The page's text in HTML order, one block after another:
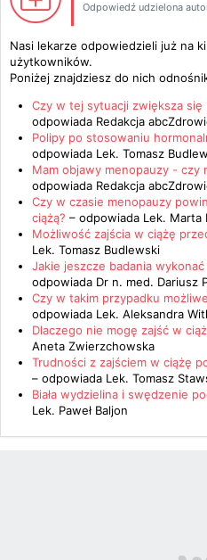
Odpowiedź udzielona
Nasi lekarze odpowiedzieli już na
użytkowników.
Poniżej znajdziesz do nich
Czy w tej sytuacji zwiększa się
odpowiada Redakcja
Polipy po stosowaniu
odpowiada Lek. Tomasz
Mam objawy menopauzy - czy
odpowiada Redakcja
Czy w czasie menopauzy
ciążą? – odpowiada Lek. Marta
Możliwość zajścia w ciążę
Lek. Tomasz Budlewski
Jakie jeszcze badania
odpowiada Dr n. med. Dariusz
Czy w takim przypadku
odpowiada Lek. Aleksandra
Dlaczego nie mogę zajść w
Aneta Zwierzchowska
Trudności z zajściem w ciążę
– odpowiada Lek. Tomasz
Biała wydzielina i swędzenie
Lek. Paweł Baljon